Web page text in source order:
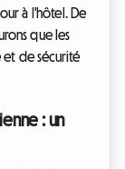
à l'hôtel. De
que les
et de sécurité
: un